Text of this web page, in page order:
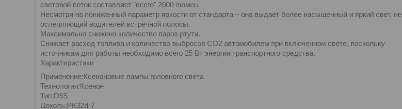
световой поток составляет "всего" 2000 люмен.
Несмотря на пониженный параметр яркости от стандарта – она выдает более насыщенный и яркий свет, не
ослепляющий водителей встречной полосы.
Максимально снижено количество паров ртути.
Снижает расход топлива и количество выбросов CO2 автомобилем при включенном свете, поскольку
источникам для работы необходимо всего 25 Вт энергии транспортного средства.
Характеристики
Применение:Ксеноновые лампы головного света
Технология:Ксенон
Тип:D5S
Цоколь:PK32d-7